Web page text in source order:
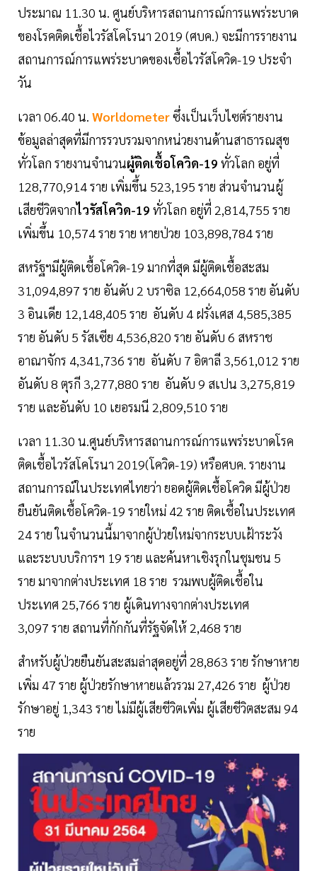
ประมาณ 11.30 น. ศูนย์บริหารสถานการณ์การแพร่ระบาด
ของโรคติดเชื้อไวรัสโคโรนา 2019 (ศบค.) จะมีการรายงาน
สถานการณ์การแพร่ระบาดของเชื้อไวรัสโควิด-19 ประจำ
วัน
เวลา 06.40 น. Worldometerซึ่งเป็นเว็บไซต์รายงาน
ข้อมูลล่าสุดที่มีการรวบรวมจากหน่วยงานด้านสาธารณสุข
ทั่วโลก รายงานจำนวนผู้ติดเชื้อโควิด-19 ทั่วโลก อยู่ที่
128,770,914 ราย เพิ่มขึ้น 523,195 ราย ส่วนจำนวนผู้
เสียชีวิตจากไวรัสโควิด-19 ทั่วโลก อยู่ที่ 2,814,755 ราย
เพิ่มขึ้น 10,574 ราย ราย หายป่วย 103,898,784 ราย
สหรัฐฯมีผู้ติดเชื้อโควิด-19 มากที่สุด มีผู้ติดเชื้อสะสม
31,094,897 ราย อันดับ 2 บราซิล 12,664,058 ราย อันดับ
3 อินเดีย 12,148,405 ราย อันดับ 4 ฝรั่งเศส 4,585,385
ราย อันดับ 5 รัสเซีย 4,536,820 ราย อันดับ 6 สหราช
อาณาจักร 4,341,736 ราย อันดับ 7 อิตาลี 3,561,012 ราย
อันดับ 8 ตุรกี 3,277,880 ราย อันดับ 9 สเปน 3,275,819
ราย และอันดับ 10 เยอรมนี 2,809,510 ราย
เวลา 11.30 น.ศูนย์บริหารสถานการณ์การแพร่ระบาดโรค
ติดเชื้อไวรัสโคโรนา 2019(โควิด-19) หรือศบค. รายงาน
สถานการณ์ในประเทศไทยว่า ยอดผู้ติดเชื้อโควิด มีผู้ป่วย
ยืนยันติดเชื้อโควิด-19 รายใหม่ 42 ราย ติดเชื้อในประเทศ
24 ราย ในจำนวนนี้มาจากผู้ป่วยใหม่จากระบบเฝ้าระวัง
และระบบบริการฯ 19 ราย และค้นหาเชิงรุกในชุมชน 5
ราย มาจากต่างประเทศ 18 ราย รวมพบผู้ติดเชื้อใน
ประเทศ 25,766 ราย ผู้เดินทางจากต่างประเทศ
3,097 ราย สถานที่กักกันที่รัฐจัดให้ 2,468 ราย
สำหรับผู้ป่วยยืนยันสะสมล่าสุดอยู่ที่ 28,863 ราย รักษาหาย
เพิ่ม 47 ราย ผู้ป่วยรักษาหายแล้วรวม 27,426 ราย ผู้ป่วย
รักษาอยู่ 1,343 ราย ไม่มีผู้เสียชีวิตเพิ่ม ผู้เสียชีวิตสะสม 94
ราย